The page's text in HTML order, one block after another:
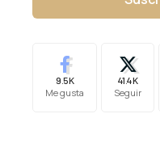
9.5K
Me gusta
41.4K
Seguir